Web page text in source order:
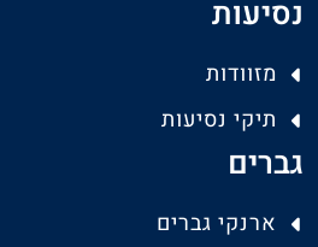
נסיעות
מזוודות
תיקי נסיעות
גברים
ארנקי גברים